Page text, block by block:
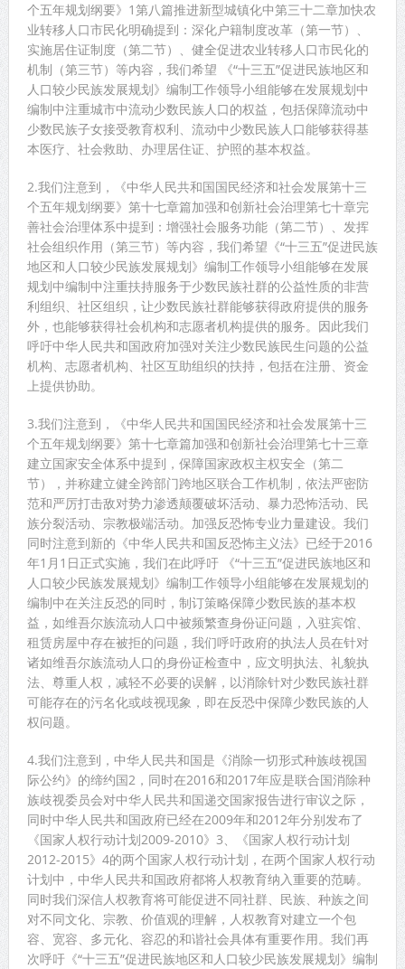
个五年规划纲要》1第八篇推进新型城镇化中第三十二章加快农
业转移人口市民化明确提到：深化户籍制度改革（第一节）、
实施居住证制度（第二节）、健全促进农业转移人口市民化的
机制（第三节）等内容，我们希望 《“十三五”促进民族地区和
人口较少民族发展规划》编制工作领导小组能够在发展规划中
编制中注重城市中流动少数民族人口的权益，包括保障流动中
少数民族子女接受教育权利、流动中少数民族人口能够获得基
本医疗、社会救助、办理居住证、护照的基本权益。
2.我们注意到，《中华人民共和国国民经济和社会发展第十三
个五年规划纲要》第十七章篇加强和创新社会治理第七十章完
善社会治理体系中提到：增强社会服务功能（第二节）、发挥
社会组织作用（第三节）等内容，我们希望《“十三五”促进民族
地区和人口较少民族发展规划》编制工作领导小组能够在发展
规划中编制中注重扶持服务于少数民族社群的公益性质的非营
利组织、社区组织，让少数民族社群能够获得政府提供的服务
外，也能够获得社会机构和志愿者机构提供的服务。因此我们
呼吁中华人民共和国政府加强对关注少数民族民生问题的公益
机构、志愿者机构、社区互助组织的扶持，包括在注册、资金
上提供协助。
3.我们注意到，《中华人民共和国国民经济和社会发展第十三
个五年规划纲要》第十七章篇加强和创新社会治理第七十三章
建立国家安全体系中提到，保障国家政权主权安全（第二
节），并称建立健全跨部门跨地区联合工作机制，依法严密防
范和严厉打击敌对势力渗透颠覆破坏活动、暴力恐怖活动、民
族分裂活动、宗教极端活动。加强反恐怖专业力量建设。我们
同时注意到新的《中华人民共和国反恐怖主义法》已经于2016
年1月1日正式实施，我们在此呼吁 《“十三五”促进民族地区和
人口较少民族发展规划》编制工作领导小组能够在发展规划的
编制中在关注反恐的同时，制订策略保障少数民族的基本权
益，如维吾尔族流动人口中被频繁查身份证问题，入驻宾馆、
租赁房屋中存在被拒的问题，我们呼吁政府的执法人员在针对
诸如维吾尔族流动人口的身份证检查中，应文明执法、礼貌执
法、尊重人权，减轻不必要的误解，以消除针对少数民族社群
可能存在的污名化或歧视现象，即在反恐中保障少数民族的人
权问题。
4.我们注意到，中华人民共和国是《消除一切形式种族歧视国
际公约》的缔约国2，同时在2016和2017年应是联合国消除种
族歧视委员会对中华人民共和国递交国家报告进行审议之际，
同时中华人民共和国政府已经在2009年和2012年分别发布了
《国家人权行动计划2009-2010》3、《国家人权行动计划
2012-2015》4的两个国家人权行动计划，在两个国家人权行动
计划中，中华人民共和国政府都将人权教育纳入重要的范畴。
同时我们深信人权教育将可能促进不同社群、民族、种族之间
对不同文化、宗教、价值观的理解，人权教育对建立一个包
容、宽容、多元化、容忍的和谐社会具体有重要作用。我们再
次呼吁《“十三五”促进民族地区和人口较少民族发展规划》编制